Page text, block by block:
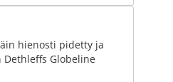
hienosti pidetty ja
Dethleffs Globeline